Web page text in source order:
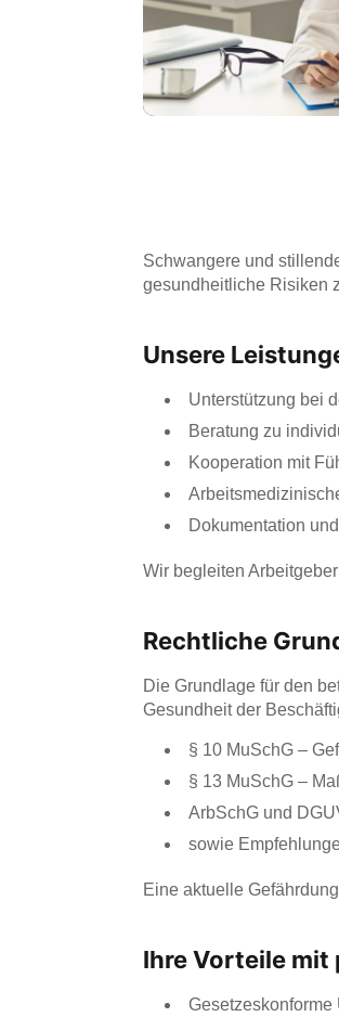
Schwangere und
gesundheitliche Risiken
Unsere
Unterstützung bei
Beratung zu
Kooperation mit
Dokumentation
Wir begleiten
Rechtliche
Die Grundlage für den
Gesundheit der
§ 10 MuSchG –
§ 13 MuSchG –
ArbSchG und
sowie
Eine aktuelle
Ihre Vorteile